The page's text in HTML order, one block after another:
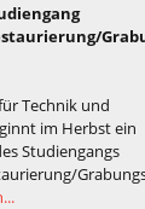
Technik und
im Herbst ein
Studiengangs